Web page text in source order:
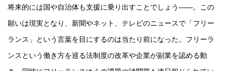
将来的には国や自治体も支援に乗り出すことでしょう――。この
願いは現実となり、新聞やネット、テレビのニュースで「フリー
ランス」という言葉を目にするのは当たり前になった。フリーラ
ンスという働き方を巡る法制度の改革や企業が副業を認める動